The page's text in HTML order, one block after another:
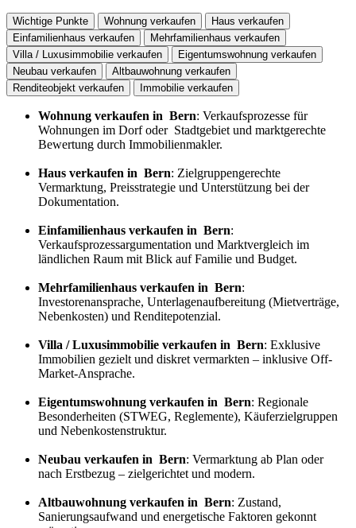
Wichtige Punkte Wohnung verkaufen
Haus verkaufen
Einfamilienhaus verkaufen
Mehrfamilienhaus verkaufen
Villa / Luxusimmobilie verkaufen
Eigentumswohnung verkaufen
Neubau verkaufen
Altbauwohnung verkaufen
Renditeobjekt verkaufen
Immobilie verkaufen
Wohnung verkaufen in Bern: Verkaufsprozesse für
Wohnungen im Dorf oder Stadtgebiet und marktgerechte
Bewertung durch Immobilienmakler.
Haus verkaufen in Bern: Zielgruppengerechte
Vermarktung, Preisstrategie und Unterstützung bei der
Dokumentation.
Einfamilienhaus verkaufen in Bern:
Verkaufsprozessargumentation und Marktvergleich im
ländlichen Raum mit Blick auf Familie und Budget.
Mehrfamilienhaus verkaufen in Bern:
Investorenansprache, Unterlagenaufbereitung (Mietverträge,
Nebenkosten) und Renditepotenzial.
Villa / Luxusimmobilie verkaufen in Bern: Exklusive
Immobilien gezielt und diskret vermarkten – inklusive Off-
Market-Ansprache.
Eigentumswohnung verkaufen in Bern: Regionale
Besonderheiten (STWEG, Reglemente), Käuferzielgruppen
und Nebenkostenstruktur.
Neubau verkaufen in Bern: Vermarktung ab Plan oder
nach Erstbezug – zielgerichtet und modern.
Altbauwohnung verkaufen in Bern: Zustand,
Sanierungsaufwand und energetische Faktoren gekonnt